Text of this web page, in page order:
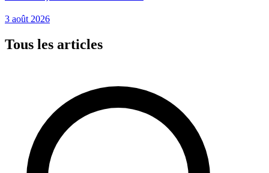
3 août 2026
Tous les articles